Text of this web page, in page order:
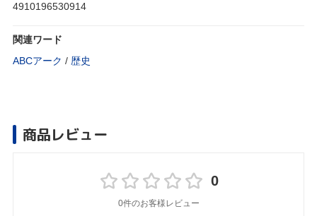
4910196530914
関連ワード
ABCアーク / 歴史
商品レビュー
0
0件のお客様レビュー